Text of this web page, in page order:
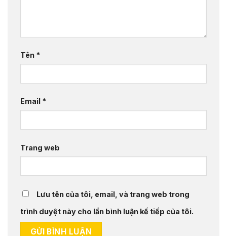
Tên *
Email *
Trang web
Lưu tên của tôi, email, và trang web trong
trình duyệt này cho lần bình luận kế tiếp của tôi.